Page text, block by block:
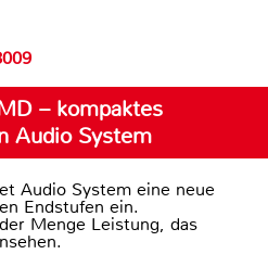
– kompaktes
Audio System
Audio System eine neue
Endstufen ein.
Menge Leistung, das